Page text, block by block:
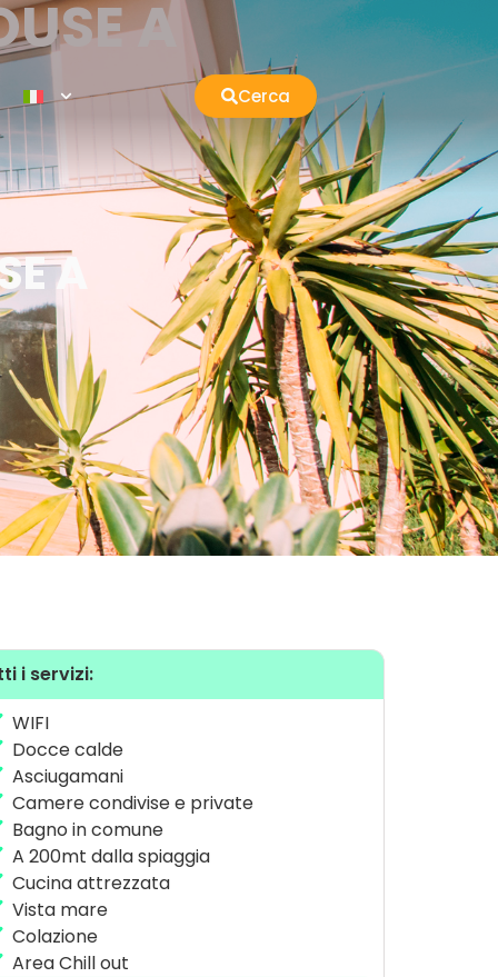
Cerca
A
A
i servizi:
WIFI
Docce calde
Asciugamani
Camere condivise e private
Bagno in comune
A 200mt dalla spiaggia
Cucina attrezzata
Vista mare
Colazione
Area Chill out